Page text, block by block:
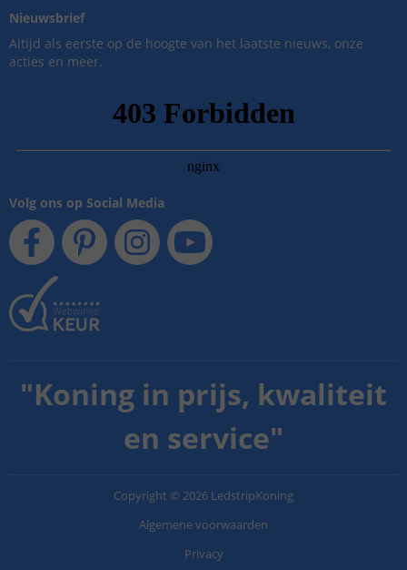
Nieuwsbrief
Altijd als eerste op de hoogte van het laatste nieuws, onze
acties en meer.
Volg ons op Social Media
"Koning in prijs, kwaliteit
en service"
Copyright © 2026 LedstripKoning
Algemene voorwaarden
Privacy